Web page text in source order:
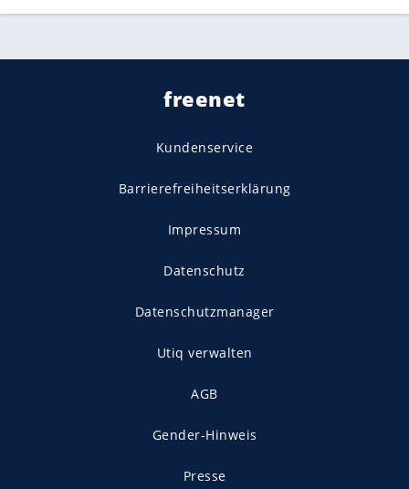
freenet
Kundenservice
Barrierefreiheitserklärung
Impressum
Datenschutz
Datenschutzmanager
Utiq verwalten
AGB
Gender-Hinweis
Presse